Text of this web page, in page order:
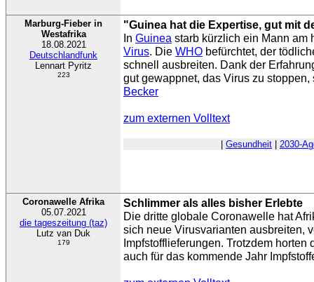
Marburg-Fieber in
Westafrika
18.08.2021
Deutschlandfunk
Lennart Pyritz
223
"Guinea hat die Expertise, gut mit
In Guinea starb kürzlich ein Mann
Virus. Die WHO befürchtet, der
schnell ausbreiten. Dank der
gut gewappnet, das Virus zu
Becker
zum externen Volltext
Gesundheit 2030-
Coronawelle Afrika
05.07.2021
die tageszeitung (taz)
Lutz van Duk
179
Schlimmer als alles bisher Erlebte
Die dritte globale Coronawelle hat
sich neue Virusvarianten ausbreiten,
Impfstofflieferungen. Trotzdem
auch für das kommende Jahr